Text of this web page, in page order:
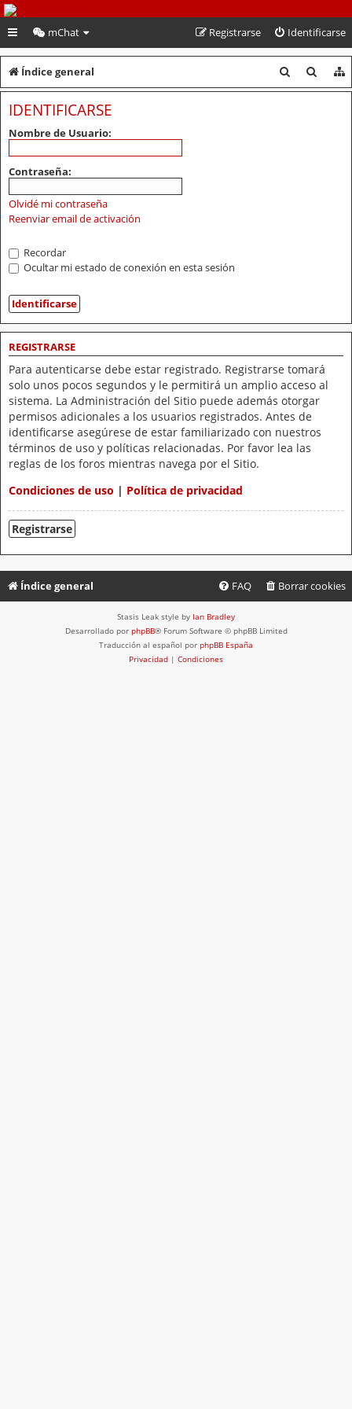
PeruVoley.com
mChat Identificarse
Registrarse
Índice general
u
u
IDENTIFICARSE
Nombre de Usuario:
Contraseña:
Olvidé mi contraseña
Reenviar email de activación
Recordar
Ocultar mi estado de conexión en esta sesión
REGISTRARSE
Para autenticarse debe estar registrado. Registrarse tomará
solo unos pocos segundos y le permitirá un amplio acceso al
sistema. La Administración del Sitio puede además otorgar
permisos adicionales a los usuarios registrados. Antes de
identificarse asegúrese de estar familiarizado con nuestros
términos de uso y políticas relacionadas. Por favor lea las
reglas de los foros mientras navega por el Sitio.
Condiciones de uso | Política de privacidad
Registrarse
Índice general Borrar cookies
FAQ
Stasis Leak style by Ian Bradley
Desarrollado por phpBB® Forum Software © phpBB Limited
Traducción al español por phpBB España
Privacidad | Condiciones